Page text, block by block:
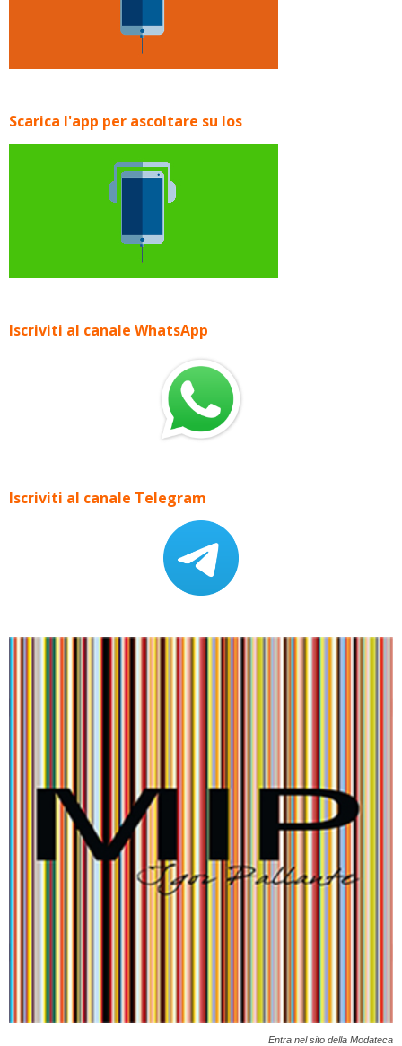
Scarica l'app per ascoltare su Ios
Iscriviti al canale WhatsApp
Iscriviti al canale Telegram
Entra nel sito della Modateca